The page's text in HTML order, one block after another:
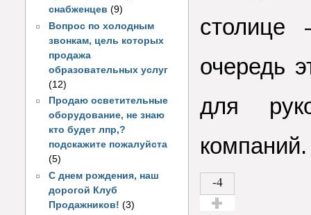
снабженцев (9)
Вопрос по холодным
звонкам, цель которых
продажа
образовательных услуг
(12)
Продаю осветительные
оборудование, не знаю
кто будет лпр,?
подскажите пожалуйста
(5)
С днем рождения, наш
дорогой Клуб
Продажников! (3)
столице
очередь
для
компаний.
-4